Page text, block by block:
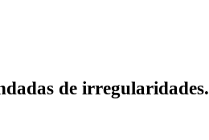
de irregularidades.